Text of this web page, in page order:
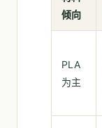
倾向
PLA
为主